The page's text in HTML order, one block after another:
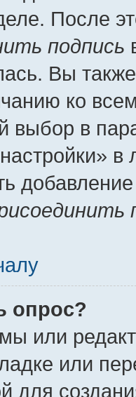
После
подпись
Вы
ко
выбор в
опрос?
или
или
для